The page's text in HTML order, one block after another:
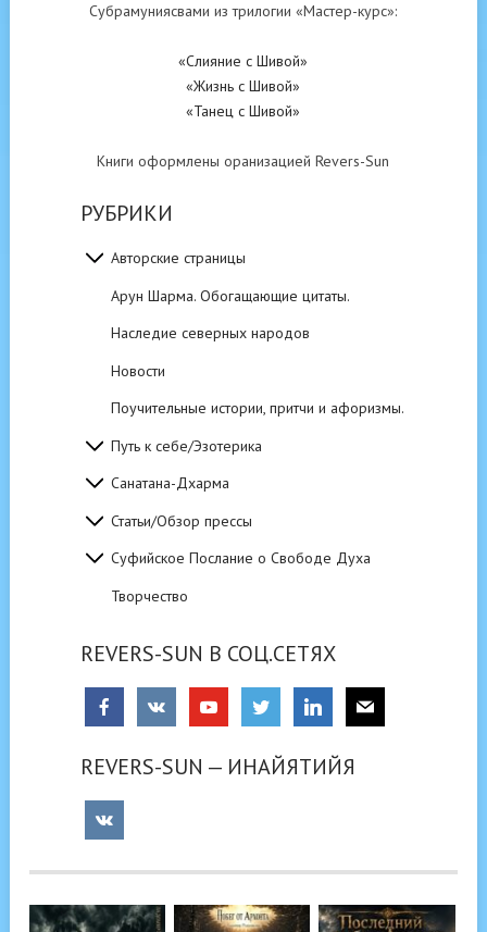
Субрамуниясвами из трилогии «Мастер-курс»:
«Слияние с Шивой»
«Жизнь с Шивой»
«Танец с Шивой»
Книги оформлены оранизацией Revers-Sun
РУБРИКИ
Авторские страницы
Арун Шарма. Обогащающие цитаты.
Наследие северных народов
Новости
Поучительные истории, притчи и афоризмы.
Путь к себе/Эзотерика
Санатана-Дхарма
Статьи/Обзор прессы
Суфийское Послание о Свободе Духа
Творчество
REVERS-SUN В СОЦ.СЕТЯХ
REVERS-SUN — ИНАЙЯТИЙЯ